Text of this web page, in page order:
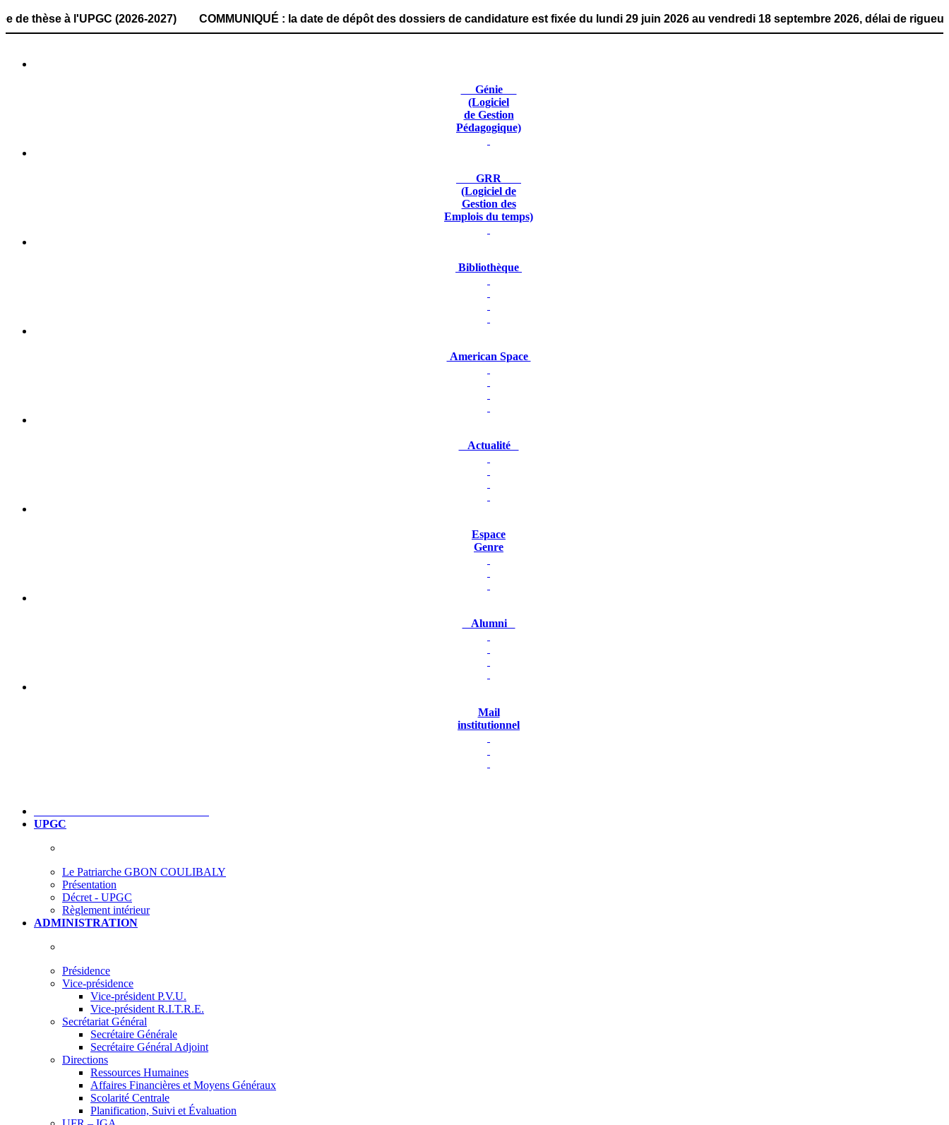
à l'UPGC (2026-2027) COMMUNIQUÉ : la date de dépôt des dossiers de candidature est fixée du lundi 29 juin 2026 au vendredi 18 septembre 2026, délai de
Génie
(Logiciel
de Gestion
Pédagogique)
GRR
(Logiciel de
Gestion des
Emplois du temps)
Bibliothèque
American Space
Actualité
Espace
Genre
Alumni
Mail
institutionnel
UPGC
Le Patriarche GBON COULIBALY
Présentation
Décret - UPGC
Règlement intérieur
ADMINISTRATION
Présidence
Vice-présidence
Vice-président P.V.U.
Vice-président R.I.T.R.E.
Secrétariat Général
Secrétaire Générale
Secrétaire Général Adjoint
Directions
Ressources Humaines
Affaires Financières et Moyens Généraux
Scolarité Centrale
Planification, Suivi et Évaluation